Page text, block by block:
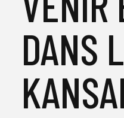
DANS
KANSAI